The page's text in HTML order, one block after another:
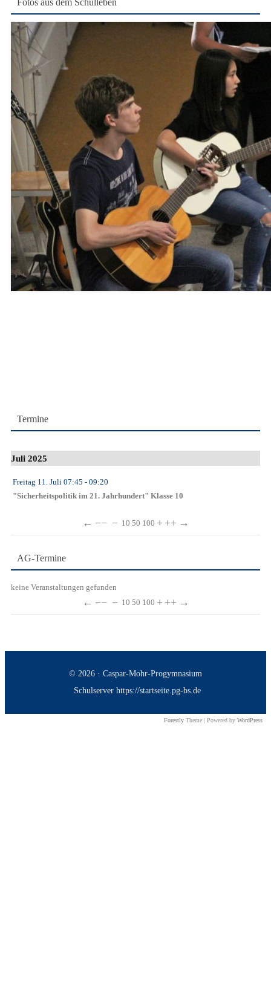
Fotos aus dem Schulleben
Termine
Juli 2025
Freitag 11. Juli 07:45 - 09:20
"Sicherheitspolitik im 21. Jahrhundert" Klasse 10
← −− − 10 50 100 + ++ →
AG-Termine
keine Veranstaltungen gefunden
← −− − 10 50 100 + ++ →
© 2026 · Caspar-Mohr-Progymnasium
Schulserver https://startseite.pg-bs.de
Forestly Theme | Powered by WordPress